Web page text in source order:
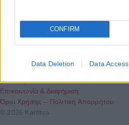
CONFIRM
Data Deletion Data Access
Εγγραφή στο Newsletter
Ταυτότητα
Επικοινωνία & Διαφήμιση
Όροι Χρήσης – Πολιτική Απορρήτου
© 2026 Karfitsa